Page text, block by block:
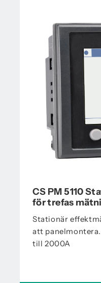
CS PM 5110
för trefas
Stationär
att
till 2000A